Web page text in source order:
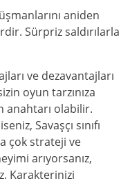
aniden
Sürpriz saldırılarla
ve dezavantajları
oyun tarzınıza
anahtarı olabilir.
Savaşçı sınıfı
çok strateji ve
arıyorsanız,
Karakterinizi